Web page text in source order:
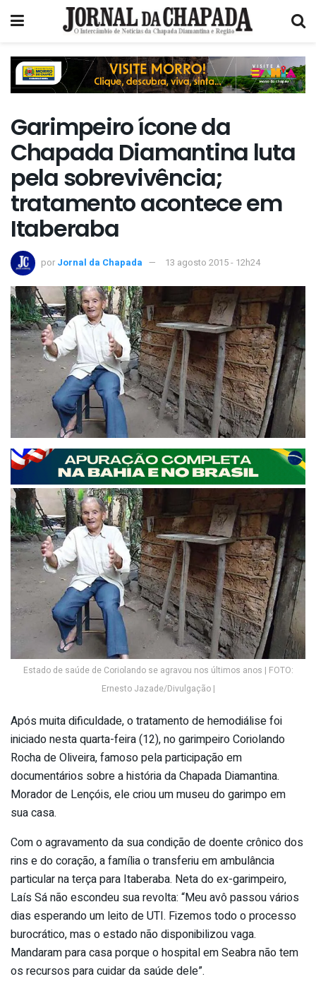
Garimpeiro ícone da
Chapada Diamantina luta
pela sobrevivência;
tratamento acontece em
Itaberaba
por Jornal da Chapada 13 agosto 2015 - 12h24
Estado de saúde de Coriolando se agravou nos últimos anos | FOTO:
Ernesto Jazade/Divulgação |
Após muita dificuldade, o tratamento de hemodiálise foi
iniciado nesta quarta-feira (12), no garimpeiro Coriolando
Rocha de Oliveira, famoso pela participação em
documentários sobre a história da Chapada Diamantina.
Morador de Lençóis, ele criou um museu do garimpo em
sua casa.
Com o agravamento da sua condição de doente crônico dos
rins e do coração, a família o transferiu em ambulância
particular na terça para Itaberaba. Neta do ex-garimpeiro,
Laís Sá não escondeu sua revolta: “Meu avô passou vários
dias esperando um leito de UTI. Fizemos todo o processo
burocrático, mas o estado não disponibilizou vaga.
Mandaram para casa porque o hospital em Seabra não tem
os recursos para cuidar da saúde dele”.